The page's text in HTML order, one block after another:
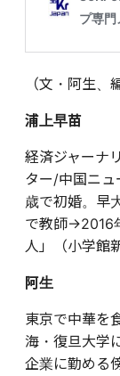
（文・阿生、
浦上早苗
経済ジャーナ
ター/中国ニ
歳で初婚。早
で教師→2016
人」（小学館
阿生
東京で中華を
海・復旦大学
企業に勤める